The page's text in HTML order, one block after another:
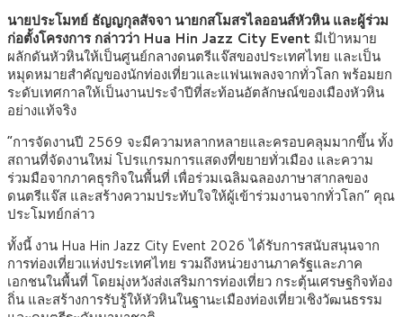
นายประโมทย์ ธัญญกุลสัจจา นายกสโมสรไลออนส์หัวหิน และผู้ร่วม
ก่อตั้งโครงการ กล่าวว่า Hua Hin Jazz City Event มีเป้าหมาย
ผลักดันหัวหินให้เป็นศูนย์กลางดนตรีแจ๊สของประเทศไทย และเป็น
หมุดหมายสำคัญของนักท่องเที่ยวและแฟนเพลงจากทั่วโลก พร้อมยก
ระดับเทศกาลให้เป็นงานประจำปีที่สะท้อนอัตลักษณ์ของเมืองหัวหิน
อย่างแท้จริง
“การจัดงานปี 2569 จะมีความหลากหลายและครอบคลุมมากขึ้น ทั้ง
สถานที่จัดงานใหม่ โปรแกรมการแสดงที่ขยายทั่วเมือง และความ
ร่วมมือจากภาคธุรกิจในพื้นที่ เพื่อร่วมเฉลิมฉลองภาษาสากลของ
ดนตรีแจ๊ส และสร้างความประทับใจให้ผู้เข้าร่วมงานจากทั่วโลก” คุณ
ประโมทย์กล่าว
ทั้งนี้ งาน Hua Hin Jazz City Event 2026 ได้รับการสนับสนุนจาก
การท่องเที่ยวแห่งประเทศไทย รวมถึงหน่วยงานภาครัฐและภาค
เอกชนในพื้นที่ โดยมุ่งหวังส่งเสริมการท่องเที่ยว กระตุ้นเศรษฐกิจท้อง
ถิ่น และสร้างการรับรู้ให้หัวหินในฐานะเมืองท่องเที่ยวเชิงวัฒนธรรม